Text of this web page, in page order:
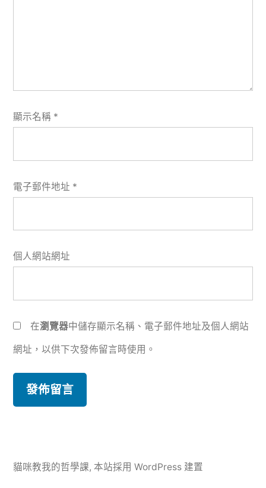
顯示名稱 *
電子郵件地址 *
個人網站網址
在瀏覽器中儲存顯示名稱、電子郵件地址及個人網站
網址，以供下次發佈留言時使用。
貓咪教我的哲學課, 本站採用 WordPress 建置